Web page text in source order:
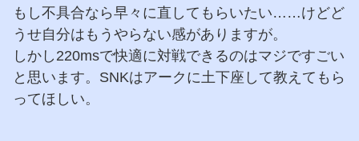
もし不具合なら早々に直してもらいたい……けどど
うせ自分はもうやらない感がありますが。
しかし220msで快適に対戦できるのはマジですごい
と思います。SNKはアークに土下座して教えてもら
ってほしい。